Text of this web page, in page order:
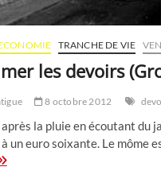
TRANCHE DE VIE
les devoirs
8 octobre 2012
la pluie en écoutant du
un euro soixante. Le môme